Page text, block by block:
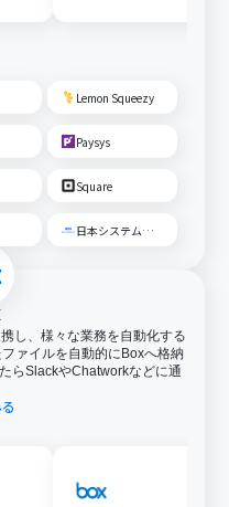
Lemon Squeezy
Paysys
Square
日本システム収納
し、様々な業務を自動化する
ァイルを自動的にBoxへ格納
らSlackやChatworkなどに通